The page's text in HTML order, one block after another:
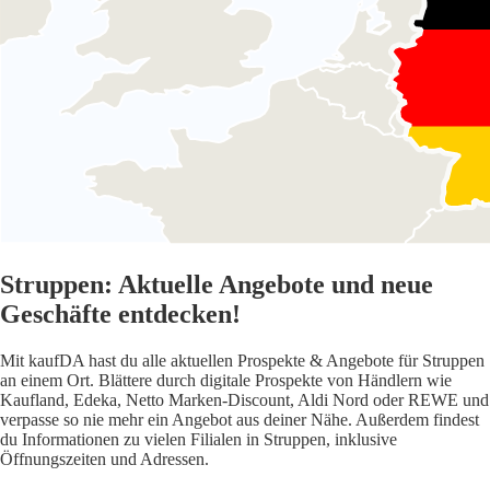
Struppen: Aktuelle Angebote und neue
Geschäfte entdecken!
Mit kaufDA hast du alle aktuellen Prospekte & Angebote für Struppen
an einem Ort. Blättere durch digitale Prospekte von Händlern wie
Kaufland, Edeka, Netto Marken-Discount, Aldi Nord oder REWE und
verpasse so nie mehr ein Angebot aus deiner Nähe. Außerdem findest
du Informationen zu vielen Filialen in Struppen, inklusive
Öffnungszeiten und Adressen.